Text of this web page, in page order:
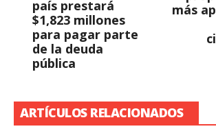
país prestará
$1,823 millones
para pagar parte
de la deuda
pública
más
ARTÍCULOS RELACIONADOS